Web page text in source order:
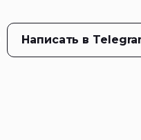
Написать в